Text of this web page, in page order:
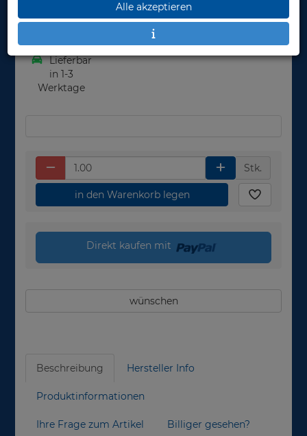
52,90 €*
Lieferbar
in 1-3
Werktage
Stk.
in den Warenkorb legen
Direkt kaufen mit
wünschen
Beschreibung Hersteller Info
Produktinformationen
Ihre Frage zum Artikel Billiger gesehen?
Alle akzeptieren